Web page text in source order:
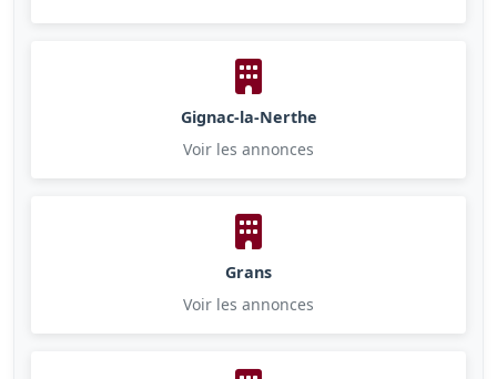
Gignac-la-Nerthe
Voir les annonces
Grans
Voir les annonces